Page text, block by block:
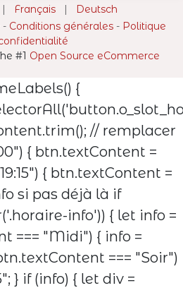
- Conditions générales- Politique
| Français | Deutsch
#1 Open Source eCommerce
{
// remplacer
{ btn.textContent =
{ btn.textContent =
si pas déjà là if
info')) { let info =
=== "Midi") { info =
=== "Soir")
} if (info) { let div =